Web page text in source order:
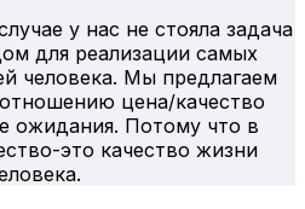
у нас не стояла задача
для реализации самых
человека. Мы предлагаем
цена/качество
ожидания. Потому что в
это качество жизни